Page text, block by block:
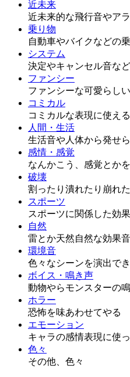
近未来
近未来的な飛行音やア
乗り物
自動車やバイクなどの
システム
決定やキャンセル音な
ファンシー
ファンシーな可愛らし
コミカル
コミカルな表現に使え
人間・生活
生活音や人体から発せ
感情・感覚
なんかこう、感覚とか
破壊
割ったり潰れたり崩れ
スポーツ
スポーツに関係した効
自然
雷とか天然自然な効果音
環境音
色々なシーンを演出で
ボイス・鳴き声
動物やらモンスターの
ホラー
恐怖を味あわせてやる
エモーション
キャラの感情表現に使
色々
その他、色々